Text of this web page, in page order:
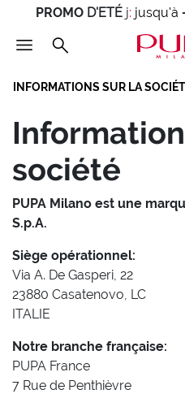
PROMO D'ETÉ j: jusqu'à
INFORMATIONS SUR LA
société
PUPA Milano est une
S.p.A.
Siège opérationnel:
Via A. De Gasperi, 22
23880 Casatenovo, LC
ITALIE
Notre branche française:
PUPA France
7 Rue de Penthièvre